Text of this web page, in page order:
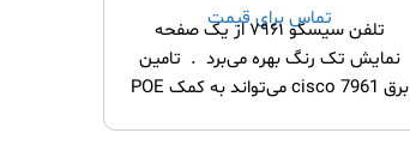
تماس برای قیمتتلفن سیسکو ۷۹۶۱ از یک صفحه‌
نمایش تک رنگ بهره می‌برد . تامین
برق cisco 7961 می‌تواند به کمک POE